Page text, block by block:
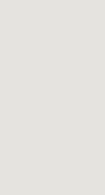
DE LA MOTO